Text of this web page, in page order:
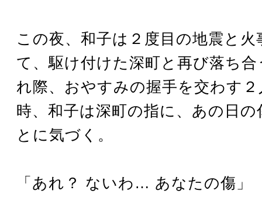
この夜、和子は２度目の地震と火
て、駆け付けた深町と再び落ち
れ際、おやすみの握手を交わす
時、和子は深町の指に、あの日
とに気づく。
「あれ？ ないわ… あなたの傷」